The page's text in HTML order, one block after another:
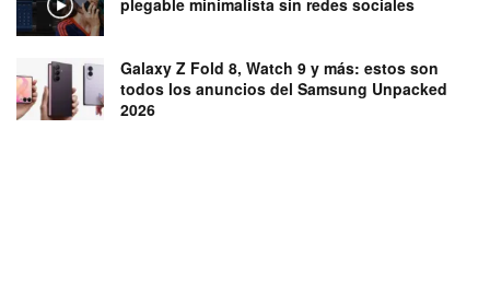
plegable minimalista sin redes sociales
Galaxy Z Fold 8, Watch 9 y más: estos son
todos los anuncios del Samsung Unpacked
2026